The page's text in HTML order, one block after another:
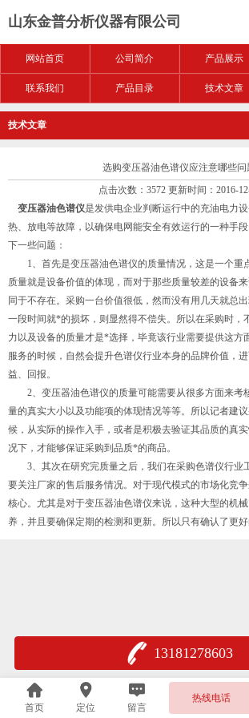
山东金普分析仪器有限公司
网站首页 公司简介 产品展示
联系我们 产品目录 技术文章
技术文章
选购变压器油色谱仪应注意哪些问
点击次数：3572 更新时间：2016-
变压器油色谱仪是发供电企业判断运行中的充油电力
热、放电等故障，以确保电网能安全有效运行的一种手
下一些问题：
1、首先是变压器油色谱仪的质量情况，这是一个重
质量就是设备价值的体现，而对于那些质量较差的设备
同于不存在。采购一台价值很低，然而没有用几天就总
一段时间就*的损坏，则显然得不偿失。所以在采购时，
力以及设备的质量才是*选择，毕竟该行业需要提供这方
服务的时候，自然会提升色谱仪行业本身的品牌价值，
益、回报。
2、变压器油色谱仪的质量可能需要从很多方面来考
量的真实大小以及功能项的体现情况等等。所以记者建
候，从实际的操作入手，或者是积极去验证其品质的真
况下，才能够保证采购到品质*的商品。
3、其次在研究完质量之后，我们在采购色谱仪行业
要关注厂家的售后服务情况。对于现代模式的市场化竞
核心。尤其是对于变压器油色谱仪来说，这种大型的机
养，并且要确保定期的检测和更新。所以只有确认了更
13181278603
首页 定位 留言
热线电话